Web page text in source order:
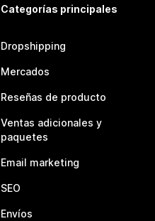
Categorías principales
Dropshipping
Mercados
Reseñas de producto
Ventas adicionales y
paquetes
Email marketing
SEO
Envíos